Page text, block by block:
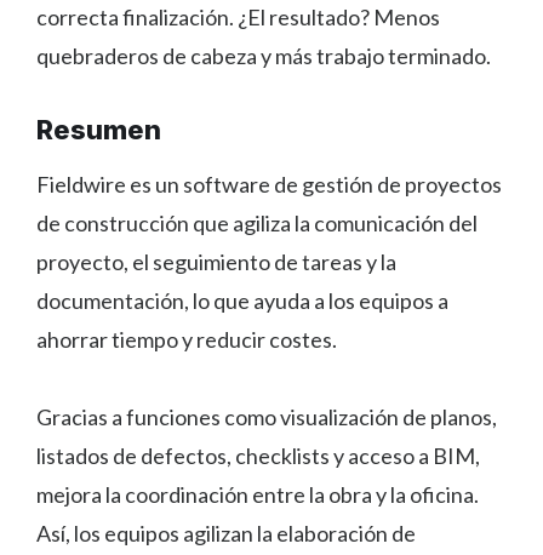
correcta finalización. ¿El resultado? Menos
quebraderos de cabeza y más trabajo terminado.
Resumen
Fieldwire es un software de gestión de proyectos
de construcción que agiliza la comunicación del
proyecto, el seguimiento de tareas y la
documentación, lo que ayuda a los equipos a
ahorrar tiempo y reducir costes.
Gracias a funciones como visualización de planos,
listados de defectos, checklists y acceso a BIM,
mejora la coordinación entre la obra y la oficina.
Así, los equipos agilizan la elaboración de